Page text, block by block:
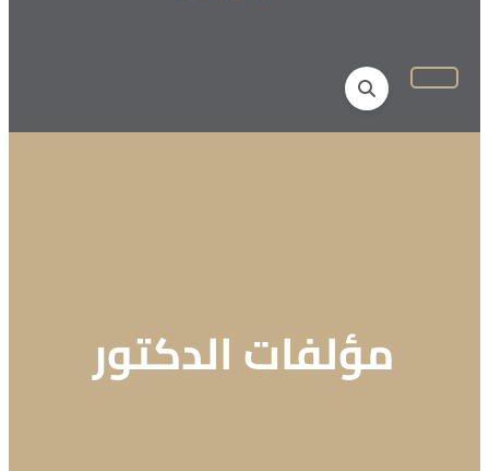
مؤلفات الدكتور